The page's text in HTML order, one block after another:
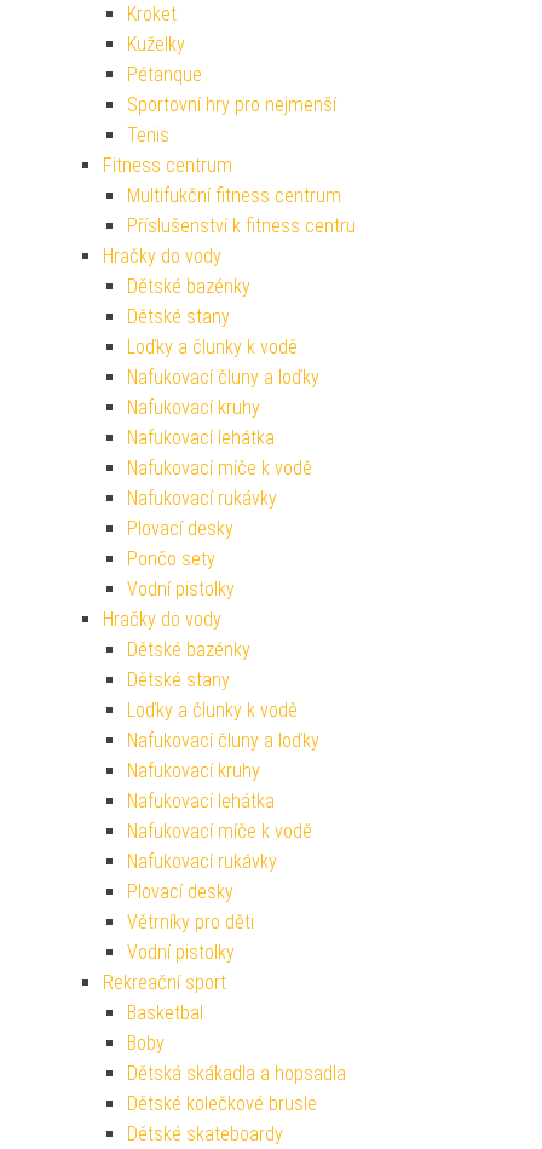
Kroket
Kuželky
Pétanque
Sportovní hry pro nejmenší
Tenis
Fitness centrum
Multifukční fitness centrum
Příslušenství k fitness centru
Hračky do vody
Dětské bazénky
Dětské stany
Loďky a člunky k vodě
Nafukovací čluny a loďky
Nafukovací kruhy
Nafukovací lehátka
Nafukovací míče k vodě
Nafukovací rukávky
Plovací desky
Pončo sety
Vodní pistolky
Hračky do vody
Dětské bazénky
Dětské stany
Loďky a člunky k vodě
Nafukovací čluny a loďky
Nafukovací kruhy
Nafukovací lehátka
Nafukovací míče k vodě
Nafukovací rukávky
Plovací desky
Větrníky pro děti
Vodní pistolky
Rekreační sport
Basketbal
Boby
Dětská skákadla a hopsadla
Dětské kolečkové brusle
Dětské skateboardy